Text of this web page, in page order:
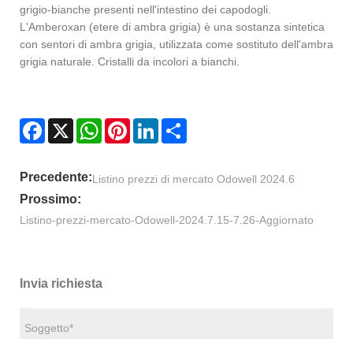
grigio-bianche presenti nell'intestino dei capodogli.
L'Amberoxan (etere di ambra grigia) è una sostanza sintetica
con sentori di ambra grigia, utilizzata come sostituto dell'ambra
grigia naturale. Cristalli da incolori a bianchi.
Facebook
X WhatsAppPinterestLinkedIn
Precedente:Listino prezzi di mercato Odowell 2024.6
Prossimo:
Listino-prezzi-mercato-Odowell-2024.7.15-7.26-Aggiornato
Invia richiesta